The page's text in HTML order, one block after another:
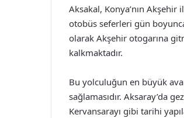
Aksakal, Konya’nın Akşehir
otobüs seferleri gün
olarak Akşehir otogarına
kalkmaktadır.
Bu yolculuğun en büyük
sağlamasıdır. Aksaray’da
Kervansarayı gibi tarihi